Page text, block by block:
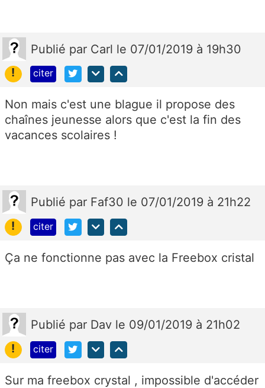
Publié par Carl le 07/01/2019 à 19h30
!
citer
Non mais c'est une blague il propose des
chaînes jeunesse alors que c'est la fin des
vacances scolaires !
Publié par Faf30 le 07/01/2019 à 21h22
!
citer
Ça ne fonctionne pas avec la Freebox cristal
Publié par Dav le 09/01/2019 à 21h02
!
citer
Sur ma freebox crystal , impossible d'accéder